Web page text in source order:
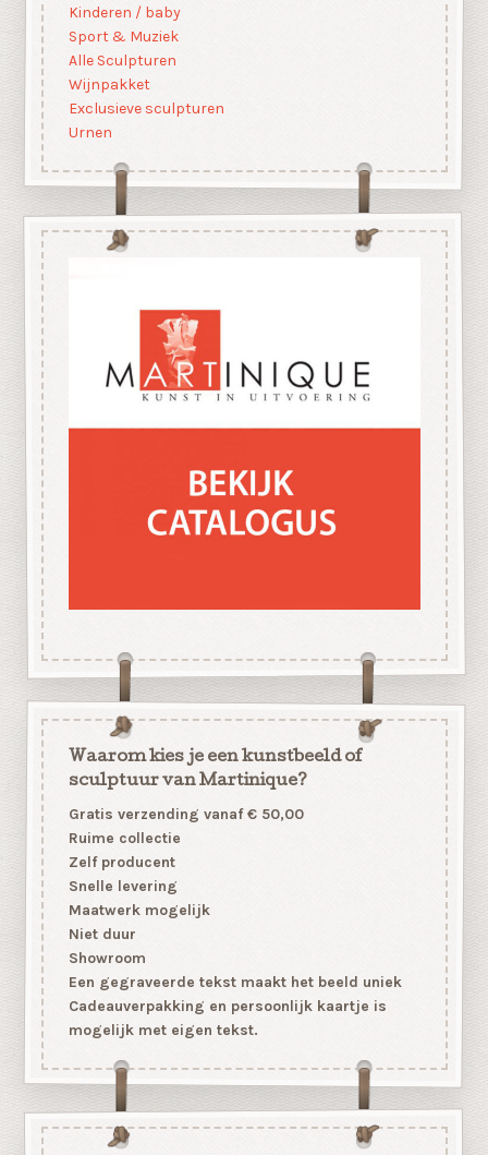
Kinderen / baby
Sport & Muziek
Alle Sculpturen
Wijnpakket
Exclusieve sculpturen
Urnen
Waarom kies je een kunstbeeld of
sculptuur van Martinique?
Gratis verzending vanaf € 50,00
Ruime collectie
Zelf producent
Snelle levering
Maatwerk mogelijk
Niet duur
Showroom
Een gegraveerde tekst maakt het beeld uniek
Cadeauverpakking en persoonlijk kaartje is
mogelijk met eigen tekst.